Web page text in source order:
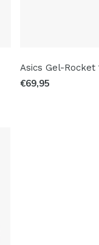
Asics Gel-Rocket
€69,95